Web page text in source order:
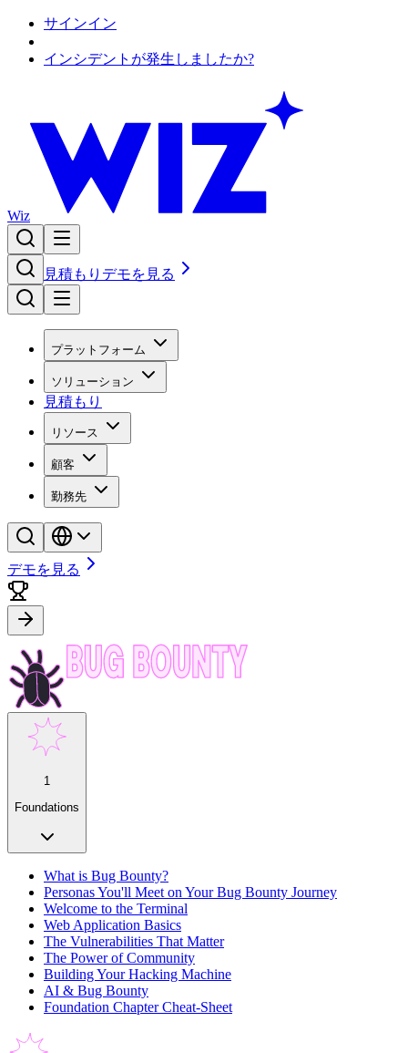
サインイン
インシデントが発生しましたか?
Wiz
見積もり デモを見る
プラットフォーム
ソリューション
見積もり
リソース
顧客
勤務先
デモを見る
1
Foundations
What is Bug Bounty?
Personas You'll Meet on Your Bug Bounty Journey
Welcome to the Terminal
Web Application Basics
The Vulnerabilities That Matter
The Power of Community
Building Your Hacking Machine
AI & Bug Bounty
Foundation Chapter Cheat-Sheet